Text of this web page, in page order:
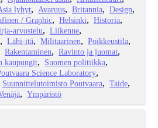
lyhyt Avaruus Britannia
Design
/ Graphic Helsinki
Historia
arvostelu
Liikenne
Lähi-itä Militaarinen
Poikkeustila
Rakentaminen
Ravinto ja juomat
kaupungit
Suomen politiikka
Science Laboratory
Suunnittelutoimisto Poutvaara
Taide
Ympäristö